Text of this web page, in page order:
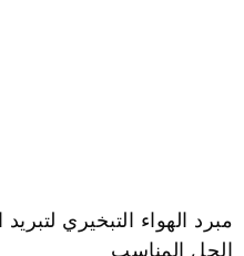
مبرد الهواء التبخيري
الحل المناسب